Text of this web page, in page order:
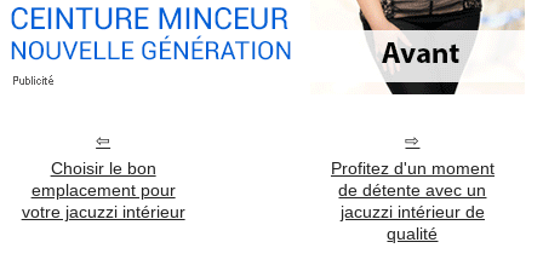
Choisir le bon
emplacement pour
votre jacuzzi intérieur
Profitez d'un moment
de détente avec un
jacuzzi intérieur de
qualité